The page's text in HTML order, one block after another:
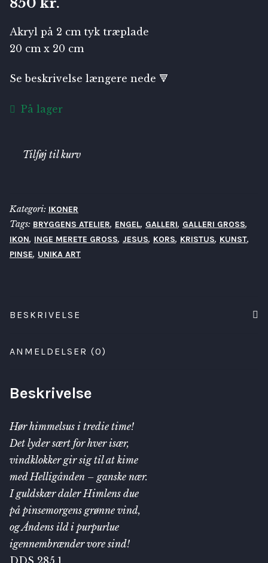
Akryl på 2 cm tyk træplade
20 cm x 20 cm
Se beskrivelse længere nede 🔻
På lager
20x20
Tilføj til kurv
Kategori: IKONER
Tags: BRYGGENS ATELIER, ENGEL, GALLERI, GALLERI GROSS,
IKON, INGE MERETE GROSS, JESUS, KORS, KRISTUS, KUNST,
PINSE, UNIKA ART
BESKRIVELSE
ANMELDELSER (0)
Beskrivelse
Hør himmelsus i tredie time!
Det lyder sært for hver især,
vindklokker gir sig til at kime
med Helligånden – ganske nær.
I guldskær daler Himlens due
på pinsemorgens grønne vind,
og Åndens ild i purpurlue
igennembrænder vore sind!
DDS 285,1